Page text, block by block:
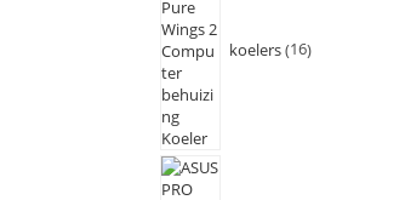
koelers 16